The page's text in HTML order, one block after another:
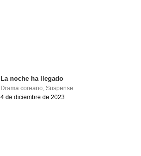
La noche ha llegado
Drama coreano,Suspense
4 de diciembre de 2023